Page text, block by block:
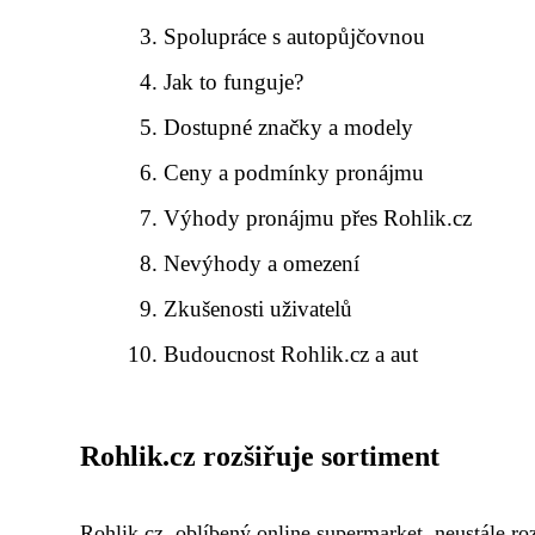
Spolupráce s autopůjčovnou
Jak to funguje?
Dostupné značky a modely
Ceny a podmínky pronájmu
Výhody pronájmu přes Rohlik.cz
Nevýhody a omezení
Zkušenosti uživatelů
Budoucnost Rohlik.cz a aut
Rohlik.cz rozšiřuje sortiment